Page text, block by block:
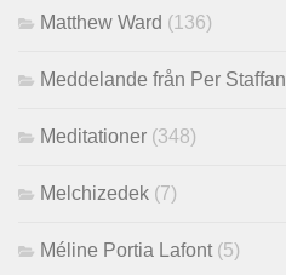
Matthew Ward (136)
Meddelande från Per Staffan
Meditationer (348)
Melchizedek (7)
Méline Portia Lafont (5)